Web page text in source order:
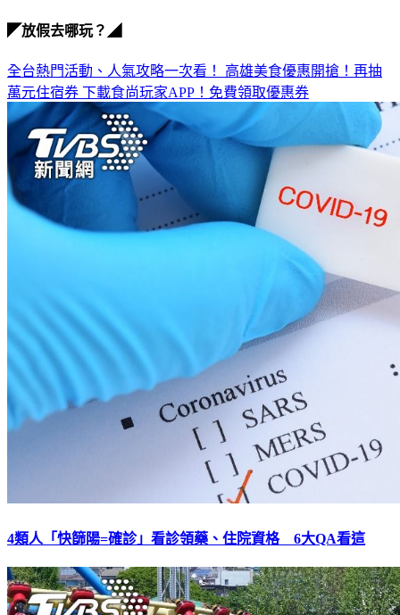
◤放假去哪玩？◢
全台熱門活動、人氣攻略一次看！ 高雄美食優惠開搶！再抽
萬元住宿券 下載食尚玩家APP！免費領取優惠券
4類人「快篩陽=確診」看診領藥、住院資格 6大QA看這